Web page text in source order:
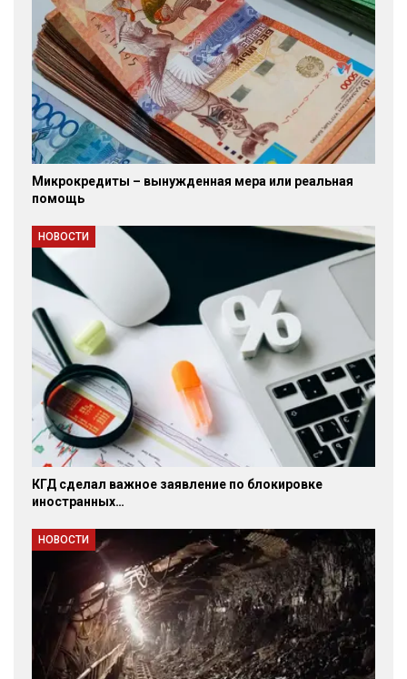
Микрокредиты – вынужденная мера или реальная
помощь
НОВОСТИ
КГД сделал важное заявление по блокировке
иностранных…
НОВОСТИ